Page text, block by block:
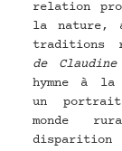
relation
la nature,
traditions
de Claudine
hymne à
un portrait
monde